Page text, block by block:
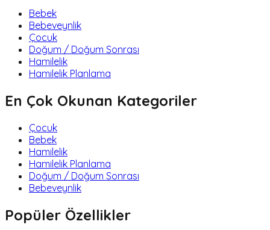
Bebek
Bebeveynlik
Çocuk
Doğum / Doğum Sonrası
Hamilelik
Hamilelik Planlama
En Çok Okunan Kategoriler
Çocuk
Bebek
Hamilelik
Hamilelik Planlama
Doğum / Doğum Sonrası
Bebeveynlik
Popüler Özellikler